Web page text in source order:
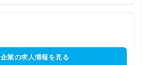
企業の求人情報を見る